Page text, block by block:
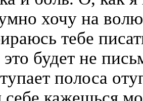
хочу на
тебе
это будет не
полоса